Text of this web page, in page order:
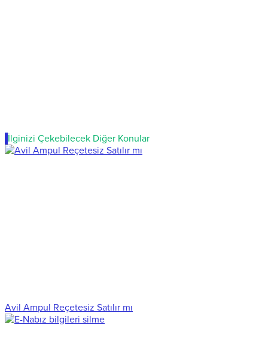
İlginizi Çekebilecek Diğer Konular
Avil Ampul Reçetesiz Satılır mı